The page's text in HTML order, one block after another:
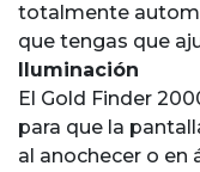
totalmente
que tengas que
Iluminación
El Gold Finder
para que la
al anochecer o en